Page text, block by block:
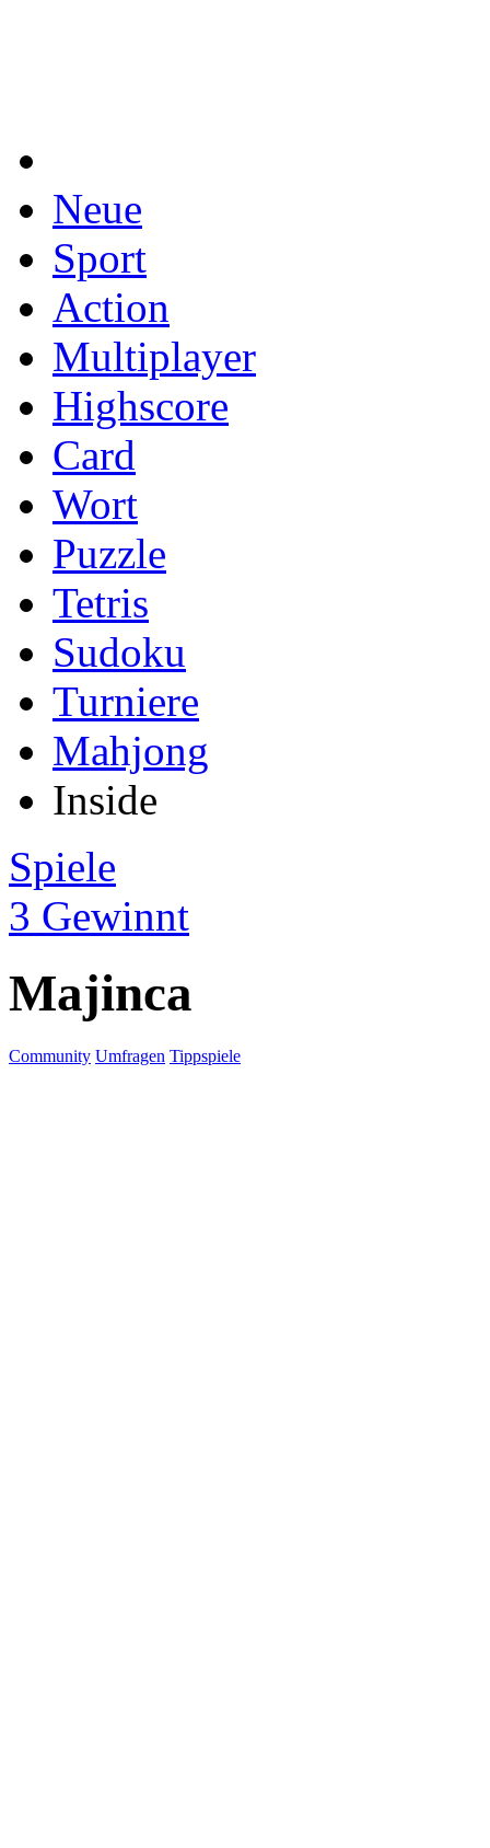
Neue
Sport
Action
Multiplayer
Highscore
Card
Wort
Puzzle
Tetris
Sudoku
Turniere
Mahjong
Inside
Spiele
3 Gewinnt
Majinca
Community Umfragen Tippspiele